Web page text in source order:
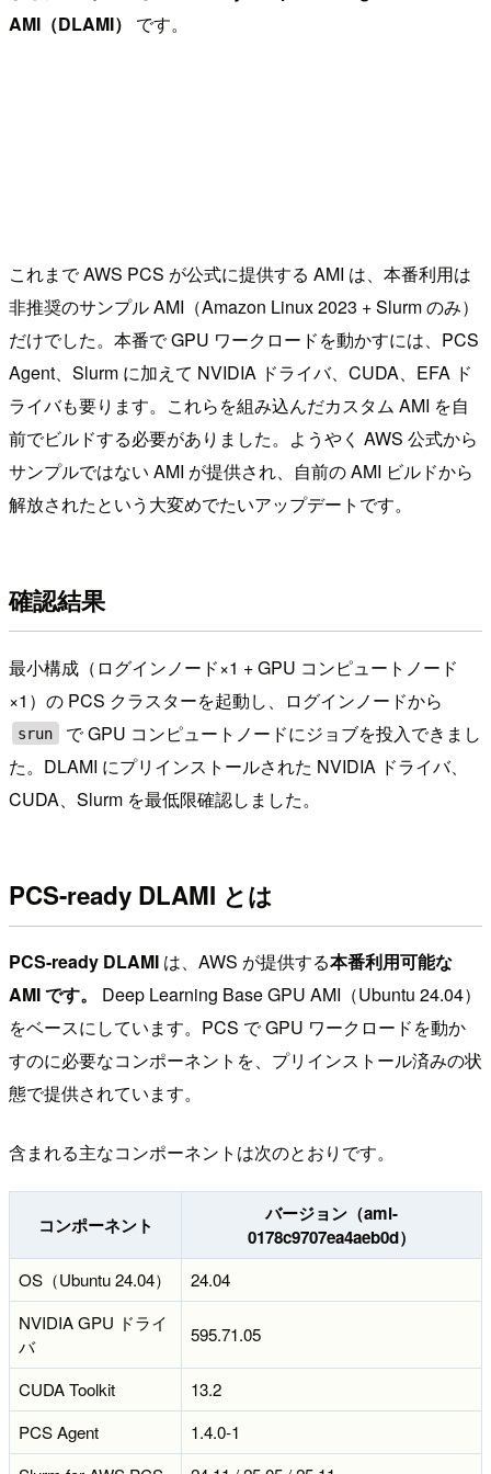
AMI（DLAMI）
です。
これまで AWS PCS が公式に提供する AMI は、本番利用は
非推奨のサンプル AMI（Amazon Linux 2023 + Slurm のみ）
だけでした。本番で GPU ワークロードを動かすには、PCS
Agent、Slurm に加えて NVIDIA ドライバ、CUDA、EFA ド
ライバも要ります。これらを組み込んだカスタム AMI を自
前でビルドする必要がありました。ようやく AWS 公式から
サンプルではない AMI が提供され、自前の AMI ビルドから
解放されたという大変めでたいアップデートです。
確認結果
最小構成（ログインノード×1 + GPU コンピュートノード
×1）の PCS クラスターを起動し、ログインノードから
srun
で GPU コンピュートノードにジョブを投入できまし
た。DLAMI にプリインストールされた NVIDIA ドライバ、
CUDA、Slurm を最低限確認しました。
PCS-ready DLAMI とは
PCS-ready DLAMI は、AWS が提供する本番利用可能な
AMI です。
Deep Learning Base GPU AMI（Ubuntu 24.04）
をベースにしています。PCS で GPU ワークロードを動か
すのに必要なコンポーネントを、プリインストール済みの状
態で提供されています。
含まれる主なコンポーネントは次のとおりです。
コンポーネント
バージョン（ami-
0178c9707ea4aeb0d）
OS（Ubuntu 24.04）
24.04
NVIDIA GPU ドライ
バ
595.71.05
CUDA Toolkit
13.2
PCS Agent
1.4.0-1